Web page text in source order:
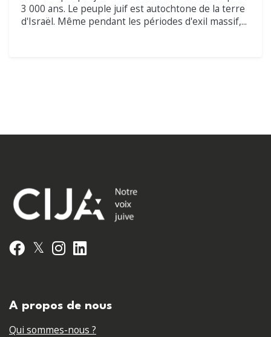
3 000 ans. Le peuple juif est autochtone de la terre
d'Israël. Même pendant les périodes d'exil massif,...
Facebook
𝕏 Instagram
A propos de nous
Qui sommes-nous ?